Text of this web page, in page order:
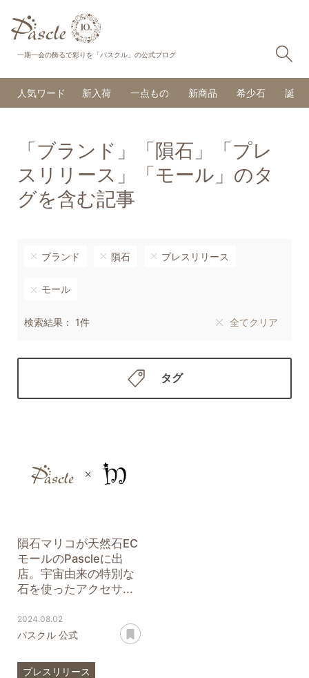
一期一会の飾るで彩りを「パスクル」の公式ブログ
人気ワード 新入荷 一点もの 新商品 希少石 誕生
「ブランド」「隕石」「プレ
スリリース」「モール」のタ
グを含む記事
ブランド 隕石 プレスリリース
モール
検索結果： 1件 全てクリア
タグ
隕石マリコが天然石EC
モールのPascleに出
店。宇宙由来の特別な
石を使ったアクセサ...
2024.08.02
パスクル 公式
プレスリリース